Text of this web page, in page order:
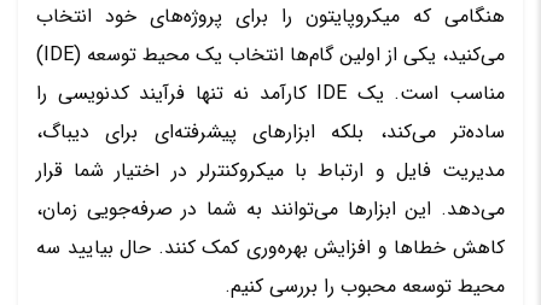
هنگامی که میکروپایتون را برای پروژه‌های خود انتخاب
می‌کنید، یکی از اولین گام‌ها انتخاب یک محیط توسعه (IDE)
مناسب است. یک IDE کارآمد نه تنها فرآیند کدنویسی را
ساده‌تر می‌کند، بلکه ابزارهای پیشرفته‌ای برای دیباگ،
مدیریت فایل و ارتباط با میکروکنترلر در اختیار شما قرار
می‌دهد. این ابزارها می‌توانند به شما در صرفه‌جویی زمان،
کاهش خطاها و افزایش بهره‌وری کمک کنند. حال بیایید سه
محیط توسعه محبوب را بررسی کنیم.